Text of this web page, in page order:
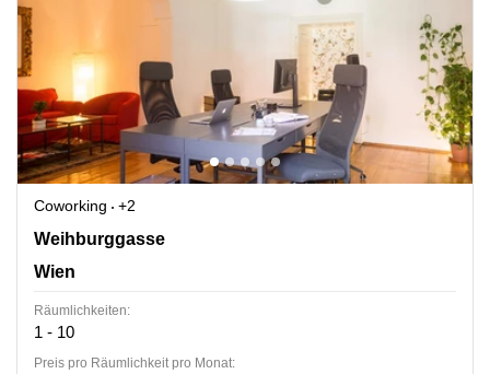
Coworking
+2
Weihburggasse 21 / 13, Wien
Weihburggasse
Wien
Räumlichkeiten:
1 - 10
Preis pro Räumlichkeit pro Monat: